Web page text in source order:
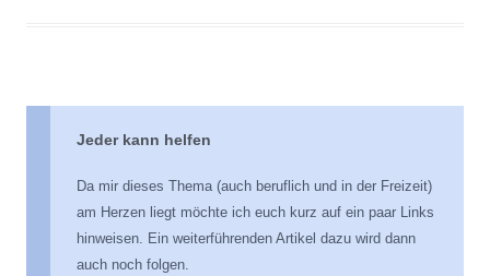
Jeder kann helfen
Da mir dieses Thema (auch beruflich und in der Freizeit)
am Herzen liegt möchte ich euch kurz auf ein paar Links
hinweisen. Ein weiterführenden Artikel dazu wird dann
auch noch folgen.